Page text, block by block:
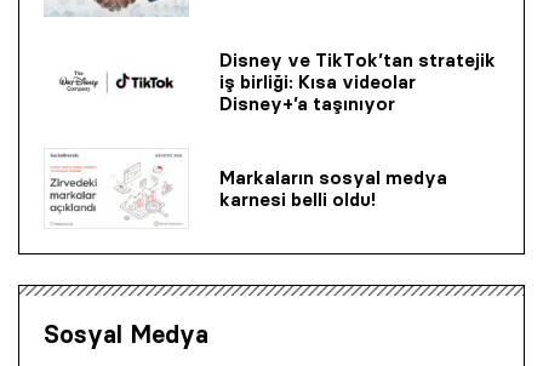
Disney ve TikTok’tan stratejik
iş birliği: Kısa videolar
Disney+’a taşınıyor
Markaların sosyal medya
karnesi belli oldu!
Sosyal Medya